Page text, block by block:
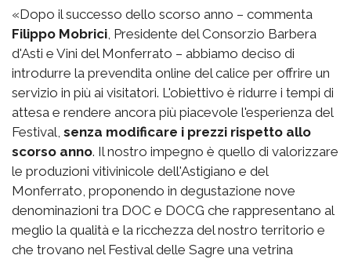
«Dopo il successo dello scorso anno – commenta
Filippo Mobrici, Presidente del Consorzio Barbera
d'Asti e Vini del Monferrato – abbiamo deciso di
introdurre la prevendita online del calice per offrire un
servizio in più ai visitatori. L'obiettivo è ridurre i tempi di
attesa e rendere ancora più piacevole l'esperienza del
Festival, senza modificare i prezzi rispetto allo
scorso anno. Il nostro impegno è quello di valorizzare
le produzioni vitivinicole dell'Astigiano e del
Monferrato, proponendo in degustazione nove
denominazioni tra DOC e DOCG che rappresentano al
meglio la qualità e la ricchezza del nostro territorio e
che trovano nel Festival delle Sagre una vetrina